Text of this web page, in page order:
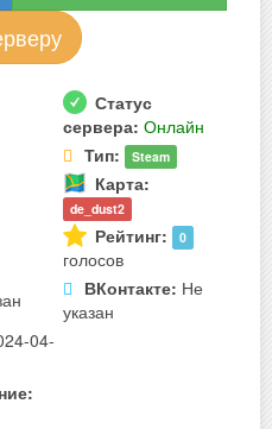
Статус
сервера: Онлайн
Тип: Steam
Карта:
de_dust2
Рейтинг: 0
голосов
ВКонтакте: Не
указан
04-